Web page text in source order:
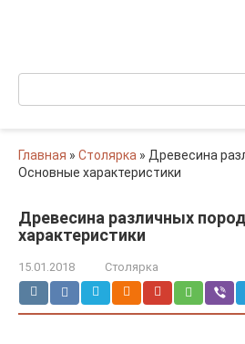
Поиск:
Главная » Столярка » Древесина
Основные характеристики
Древесина различных
характеристики
15.01.2018 Столярка